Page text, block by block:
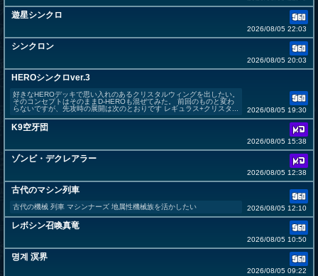
遊星シンクロ
2026/08/05 22:03
シンクロン
2026/08/05 20:03
HEROシンクロver.3
好きなHEROデッキで思い入れのあるクリスタルウィングを出したい。
そのコンセプトはそのままD-HEROも混ぜてみた。 前回のものと変わ
らないですが、先攻時の展開は次のとおりです レギュラス+クリスタ...
2026/08/05 19:30
K9空牙団
2026/08/05 15:38
ゾンビ・デクレアラー
2026/08/05 12:38
古代のマシン列車
古代の機械 列車 マシンナーズ 地属性機械族を活かしたい 2026/08/05 12:10
レボシン召喚真竜
2026/08/05 10:50
명계 溟界
2026/08/05 09:22